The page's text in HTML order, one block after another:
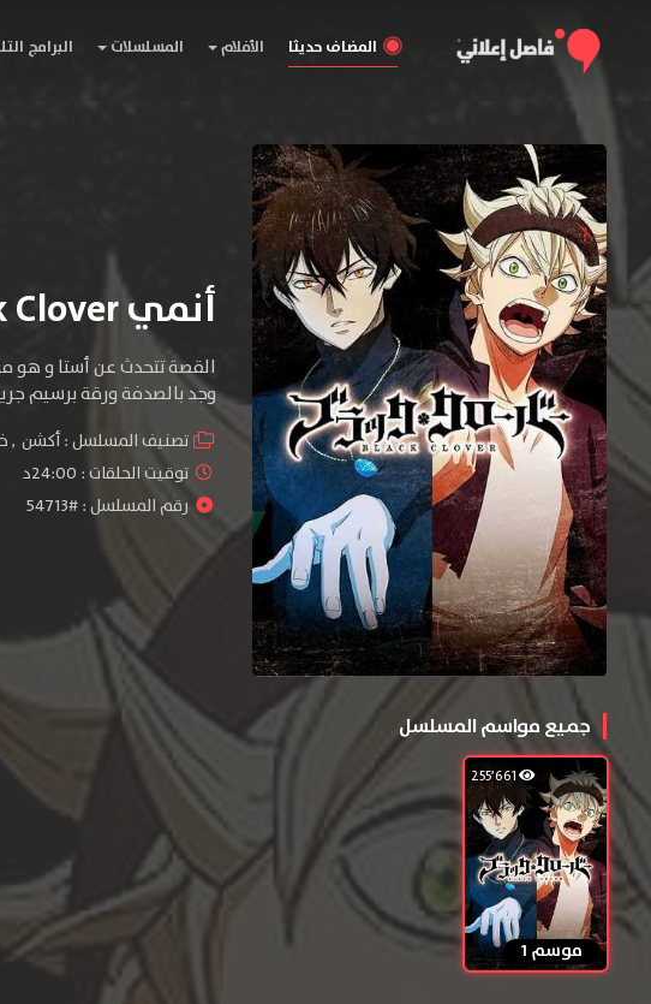
المضاف حديثا الأفلام المسلسلات البرامج
أنمي Black Clover
القصة تتحدث عن أستا و هو
وجد بالصدفة ورقة برسيم جريمويري نادرة من 5 أوراق أعطته قوة مضادة للسحر، هل
تصنيف المسلسل :أكشن ,
توقيت الحلقات : 24:00د
رقم المسلسل : #54713
جميع مواسم المسلسل
موسم 1